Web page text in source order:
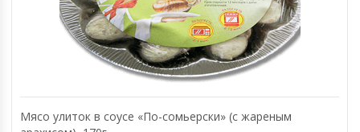
Мясо улиток в соусе «По-сомьерски» (с жареным